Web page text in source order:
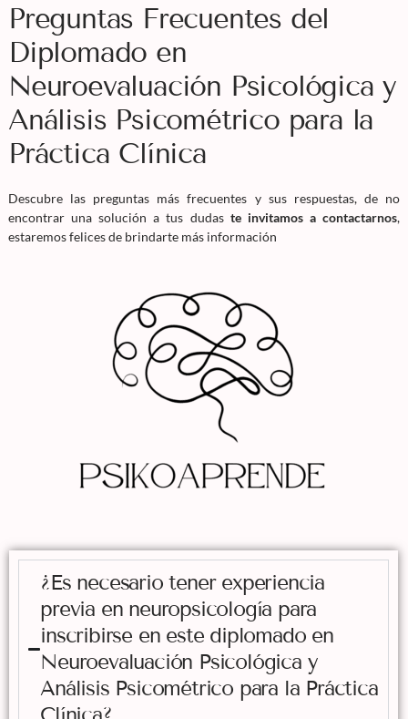
Preguntas Frecuentes del
Diplomado en
Neuroevaluación Psicológica y
Análisis Psicométrico para la
Práctica Clínica
Descubre las preguntas más frecuentes y sus respuestas, de no
encontrar una solución a tus dudas te invitamos a contactarnos,
estaremos felices de brindarte más información
¿Es necesario tener experiencia
previa en neuropsicología para
inscribirse en este diplomado en
Neuroevaluación Psicológica y
Análisis Psicométrico para la Práctica